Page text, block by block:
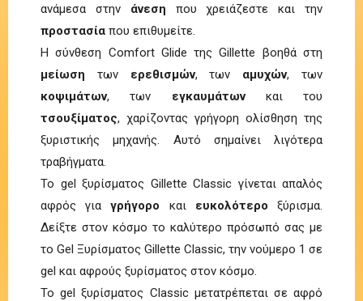
ανάμεσα στην άνεση που χρειάζεστε και την
προστασία που επιθυμείτε.
Η σύνθεση Comfort Glide της Gillette βοηθά στη
μείωση των ερεθισμών, των αμυχών, των
κοψιμάτων, των εγκαυμάτωνκαι του
τσουξίματος, χαρίζοντας γρήγορη ολίσθηση της
ξυριστικής μηχανής. Αυτό σημαίνει λιγότερα
τραβήγματα.
Το gel ξυρίσματος Gillette Classic γίνεται απαλός
αφρός γιαγρήγορο και ευκολότερο ξύρισμα.
Δείξτε στον κόσμο το καλύτερο πρόσωπό σας με
το Gel Ξυρίσματος Gillette Classic, την νούμερο 1 σε
gel και αφρούς ξυρίσματος στον κόσμο.
Το gel ξυρίσματος Classic μετατρέπεται σε αφρό